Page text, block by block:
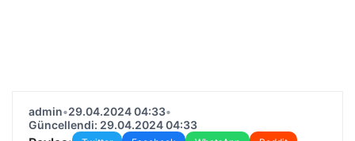
admin•29.04.2024 04:33•
Güncellendi: 29.04.2024 04:33